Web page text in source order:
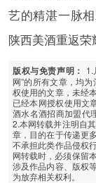
艺的精湛一脉
陕西美酒重返荣
版权与免责声明：
网”的所有文章，均
权使用的文章，未经
已经本网授权使用文
酒水名酒招商加盟代
2.本网转载并注明自
章，目的在于传递更
不承担此类作品侵权
网转载时，必须保留
涉及作品内容、版权
为放弃相关权利。